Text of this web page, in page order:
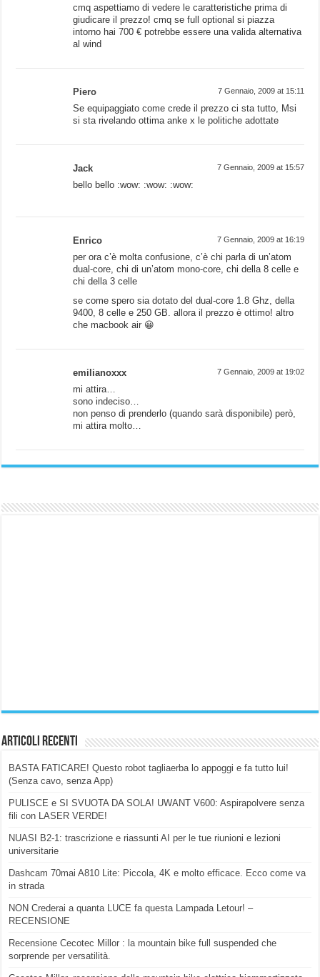
cmq aspettiamo di vedere le caratteristiche prima di
giudicare il prezzo! cmq se full optional si piazza
intorno hai 700 € potrebbe essere una valida alternativa
al wind
Piero 7 Gennaio, 2009 at 15:11
Se equipaggiato come crede il prezzo ci sta tutto, Msi
si sta rivelando ottima anke x le politiche adottate
Jack 7 Gennaio, 2009 at 15:57
bello bello :wow: :wow: :wow:
Enrico 7 Gennaio, 2009 at 16:19
per ora c’è molta confusione, c’è chi parla di un’atom
dual-core, chi di un’atom mono-core, chi della 8 celle e
chi della 3 celle
se come spero sia dotato del dual-core 1.8 Ghz, della
9400, 8 celle e 250 GB. allora il prezzo è ottimo! altro
che macbook air 😀
emilianoxxx 7 Gennaio, 2009 at 19:02
mi attira…
sono indeciso…
non penso di prenderlo (quando sarà disponibile) però,
mi attira molto…
Articoli Recenti
BASTA FATICARE! Questo robot tagliaerba lo appoggi e fa tutto lui!
(Senza cavo, senza App)
PULISCE e SI SVUOTA DA SOLA! UWANT V600: Aspirapolvere senza
fili con LASER VERDE!
NUASI B2-1: trascrizione e riassunti AI per le tue riunioni e lezioni
universitarie
Dashcam 70mai A810 Lite: Piccola, 4K e molto efficace. Ecco come va
in strada
NON Crederai a quanta LUCE fa questa Lampada Letour! –
RECENSIONE
Recensione Cecotec Millor : la mountain bike full suspended che
sorprende per versatilità.